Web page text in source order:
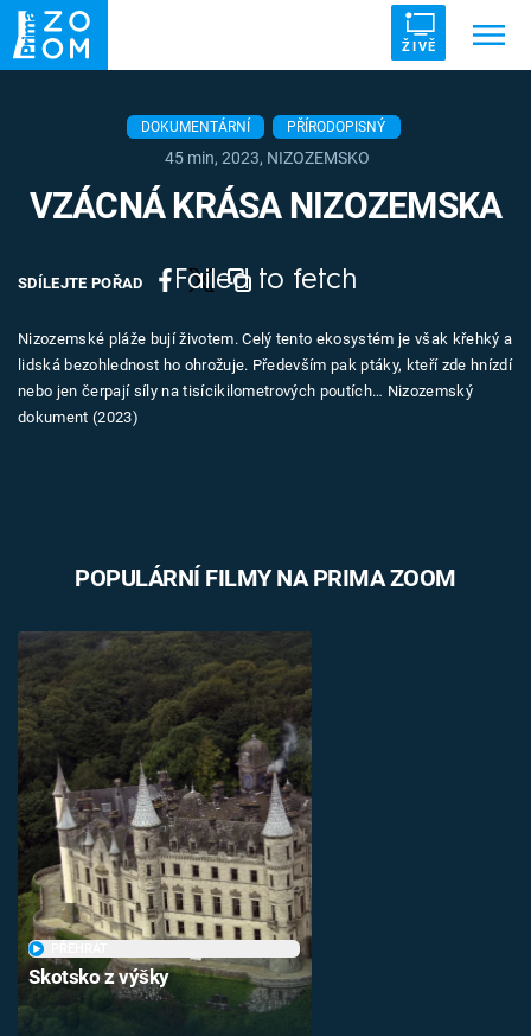
ŽIVĚ
ZRÁDCI UFO DRUHÁ SVĚTOVÁ VÁLKA
VETŘELCI DÁVNOVĚKU
Témata
Přihlášení
Sledujte nás
DOKUMENTÁRNÍ PŘÍRODOPISNÝ
45 min, 2023, NIZOZEMSKO
VZÁCNÁ KRÁSA NIZOZEMSKA
Failed to fetch
SDÍLEJTE POŘAD
Nizozemské pláže bují životem. Celý tento ekosystém je však křehký a
lidská bezohlednost ho ohrožuje. Především pak ptáky, kteří zde hnízdí
nebo jen čerpají síly na tisícikilometrových poutích… Nizozemský
dokument (2023)
POPULÁRNÍ FILMY NA PRIMA ZOOM
Skotsko z výšky